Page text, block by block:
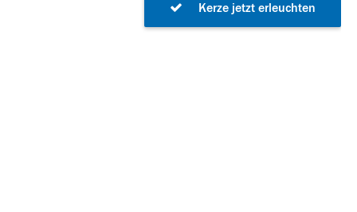
Kerze jetzt erleuchten